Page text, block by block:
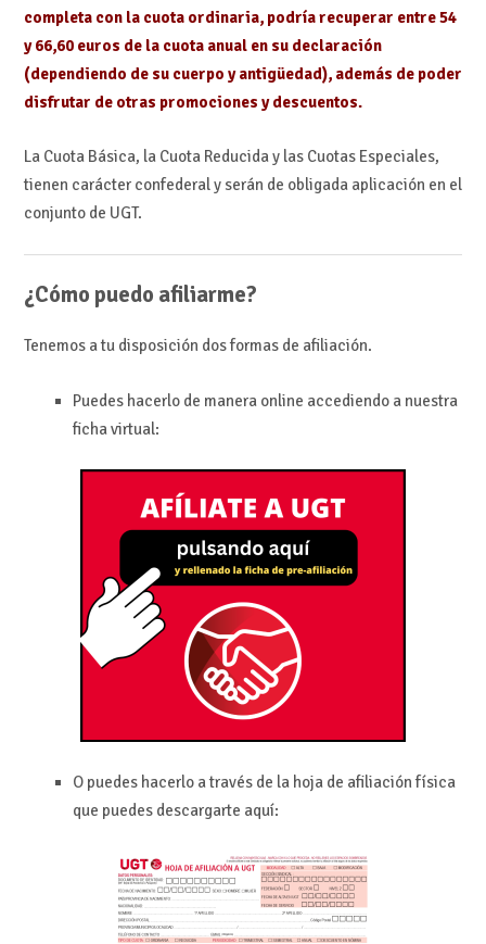
completa con la cuota ordinaria, podría recuperar entre 54
y 66,60 euros de la cuota anual en su declaración
(dependiendo de su cuerpo y antigüedad), además de poder
disfrutar de otras promociones y descuentos.
La Cuota Básica, la Cuota Reducida y las Cuotas Especiales,
tienen carácter confederal y serán de obligada aplicación en el
conjunto de UGT.
¿Cómo puedo afiliarme?
Tenemos a tu disposición dos formas de afiliación.
Puedes hacerlo de manera online accediendo a nuestra
ficha virtual:
O puedes hacerlo a través de la hoja de afiliación física
que puedes descargarte aquí: